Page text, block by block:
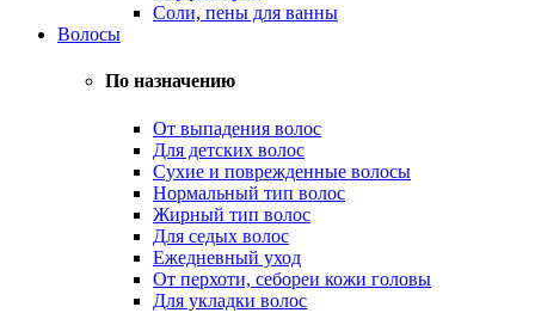
Соли, пены для ванны
Волосы
По назначению
От выпадения волос
Для детских волос
Сухие и поврежденные волосы
Нормальный тип волос
Жирный тип волос
Для седых волос
Ежедневный уход
От перхоти, себореи кожи головы
Для укладки волос